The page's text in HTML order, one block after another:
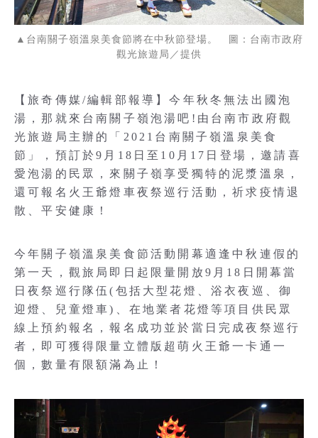
▲台南關子嶺溫泉美食節將在中秋節登場。 圖：台南市政府
觀光旅遊局／提供
【旅奇傳媒/編輯部報導】今年秋冬無法出國泡
湯，那就來台南關子嶺泡湯吧!由台南市政府觀
光旅遊局主辦的「2021台南關子嶺溫泉美食
節」，預訂於9月18日至10月17日登場，邀請喜
愛泡湯的民眾，來關子嶺享受獨特的泥漿溫泉，
還可報名火王爺燈車夜祭巡行活動，祈求疫情退
散、平安健康！
今年關子嶺溫泉美食節活動開幕適逢中秋連假的
第一天，觀旅局即日起限量開放9月18日開幕當
日夜祭巡行隊伍(包括大型花燈、浴衣夜巡、御
迎燈、兒童燈車)、在地業者花燈等項目供民眾
線上預約報名，報名成功並於當日完成夜祭巡行
者，即可獲得限量立體版超萌火王爺一卡通一
個，數量有限額滿為止！